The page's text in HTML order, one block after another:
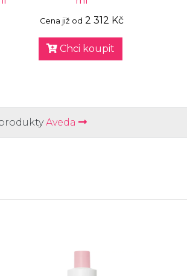
Cena již od 2 312 Kč
Chci koupit
Aveda